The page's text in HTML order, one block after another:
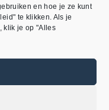
en hoe je ze kunt
te klikken. Als je
klik je op "Alles
Voorwaarden